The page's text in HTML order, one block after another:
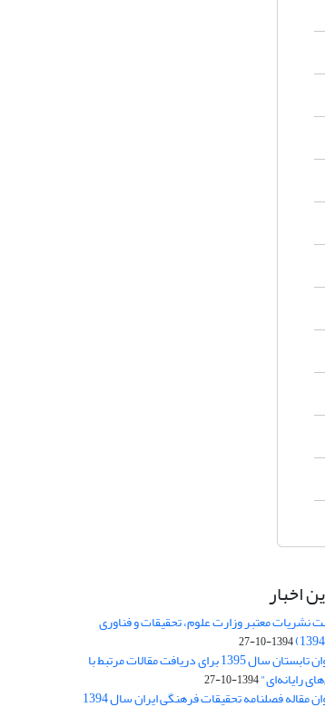
اخبار
نشریات معتبر وزارت علوم، تحقیقات و فناوری
1394-10-27
فراخوان تابستان سال 1395 برای دریافت مقالات مرتبط با
رایانه‌ای"1394-10-27
فراخوان مقاله فصلنامه تحقیقات فرهنگی ایران سال 1394